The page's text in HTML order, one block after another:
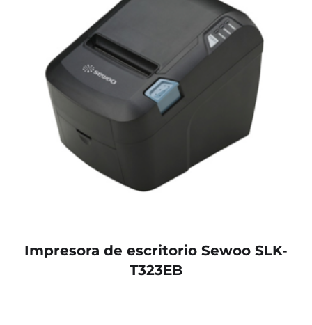
Impresora de escritorio Sewoo SLK-
T323EB